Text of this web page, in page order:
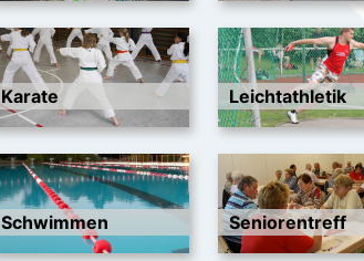
Karate Leichtathletik
Schwimmen Seniorentreff